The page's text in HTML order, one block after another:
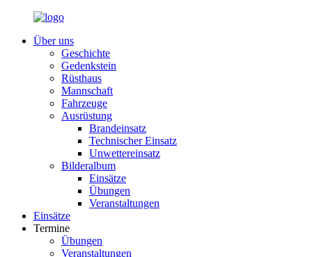
Über uns
Geschichte
Gedenkstein
Rüsthaus
Mannschaft
Fahrzeuge
Ausrüstung
Brandeinsatz
Technischer Einsatz
Unwettereinsatz
Bilderalbum
Einsätze
Übungen
Veranstaltungen
Einsätze
Termine
Übungen
Veranstaltungen